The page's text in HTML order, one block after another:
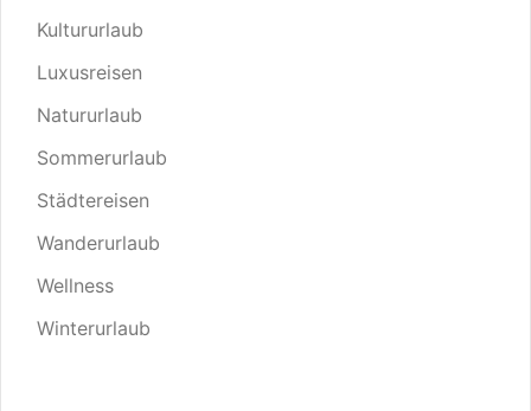
Kultururlaub
Luxusreisen
Natururlaub
Sommerurlaub
Städtereisen
Wanderurlaub
Wellness
Winterurlaub